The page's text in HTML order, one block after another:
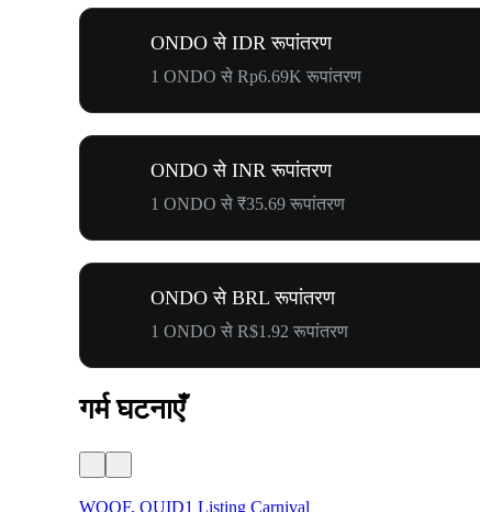
ONDO से IDR रूपांतरण
1 ONDO से Rp6.69K रूपांतरण
ONDO से INR रूपांतरण
1 ONDO से ₹35.69 रूपांतरण
ONDO से BRL रूपांतरण
1 ONDO से R$1.92 रूपांतरण
गर्म घटनाएँ
WOOF, QUID1 Listing Carnival